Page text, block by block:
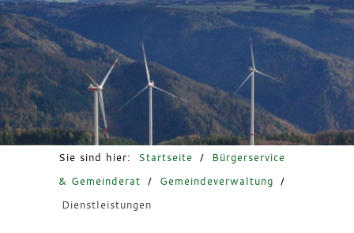
Bürgerservice & Gemeinderat
Leben in Hasel
Freizeit & Tourismus
Sie sind hier: Startseite /
Bürgerservice
& Gemeinderat
/ Gemeindeverwaltung
/
Dienstleistungen